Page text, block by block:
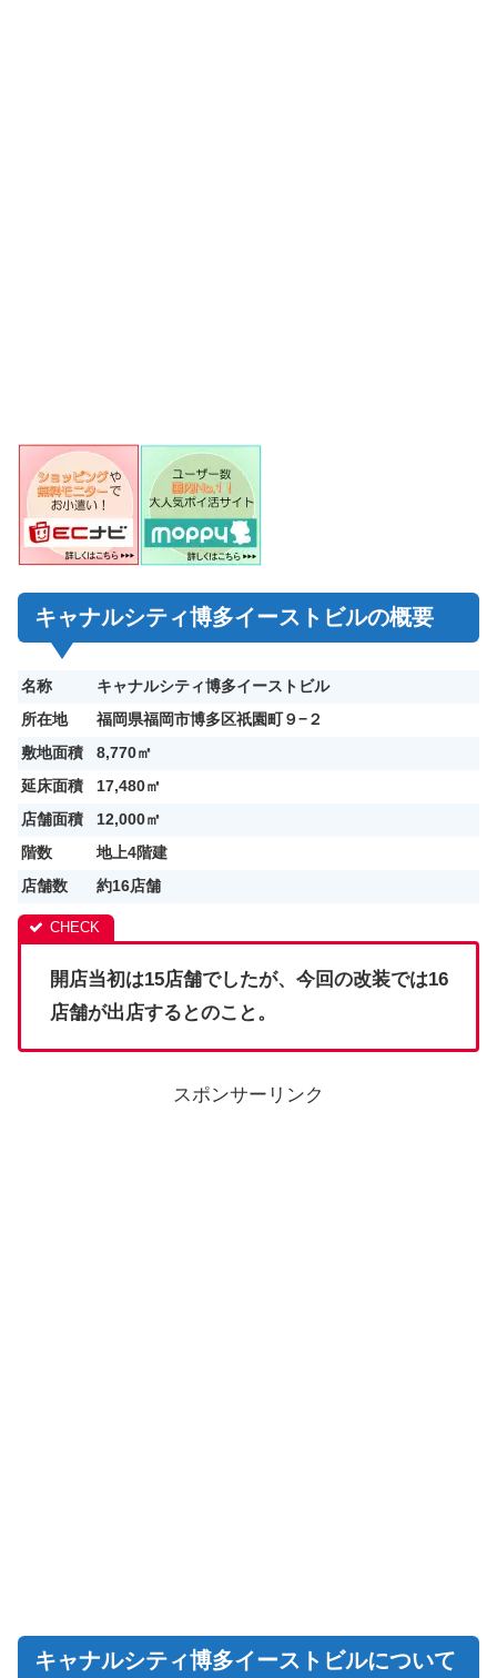
キャナルシティ博多イーストビルの概要
名称
キャナルシティ博多イーストビル
所在地
福岡県福岡市博多区祇園町９−２
敷地面積
8,770㎡
延床面積
17,480㎡
店舗面積
12,000㎡
階数
地上4階建
店舗数
約16店舗
開店当初は15店舗でしたが、今回の改装では16
店舗が出店するとのこと。
スポンサーリンク
キャナルシティ博多イーストビルについて